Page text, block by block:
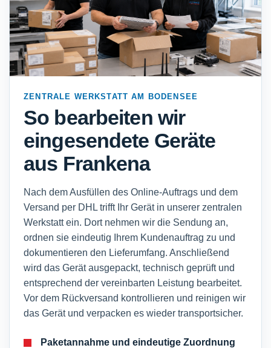
ZENTRALE WERKSTATT AM BODENSEE
So bearbeiten wir
eingesendete Geräte
aus Frankena
Nach dem Ausfüllen des Online-Auftrags und dem
Versand per DHL trifft Ihr Gerät in unserer zentralen
Werkstatt ein. Dort nehmen wir die Sendung an,
ordnen sie eindeutig Ihrem Kundenauftrag zu und
dokumentieren den Lieferumfang. Anschließend
wird das Gerät ausgepackt, technisch geprüft und
entsprechend der vereinbarten Leistung bearbeitet.
Vor dem Rückversand kontrollieren und reinigen wir
das Gerät und verpacken es wieder transportsicher.
Paketannahme und eindeutige Zuordnung